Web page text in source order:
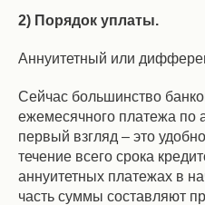
2) Порядок уплаты.
Аннуитетный или
Сейчас большинство
ежемесячного платежа по
первый взгляд – это
течение всего срока
аннуитетных платежах в
часть суммы составляют